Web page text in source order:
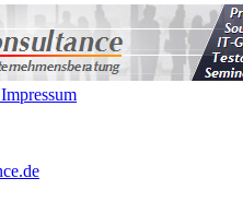
Impressum